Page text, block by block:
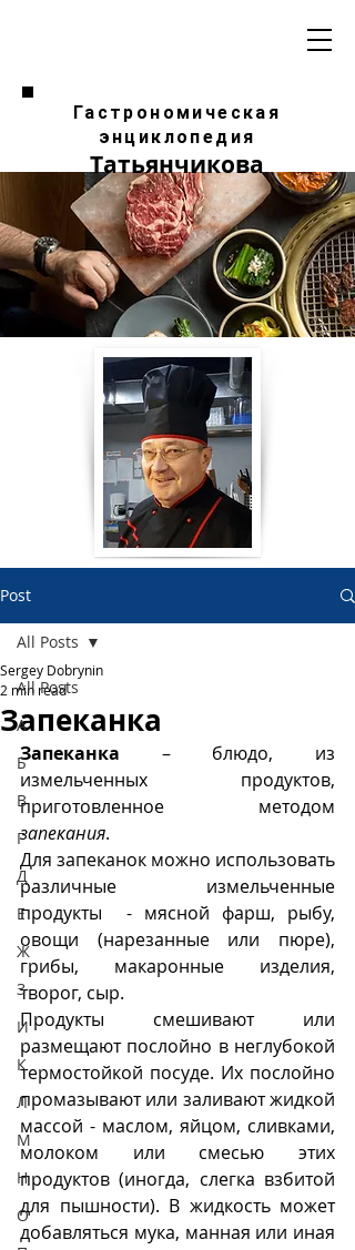
Гастрономическая
энциклопедия
Татьянчикова
Post
All Posts
А
Б
В
Г
Д
Е
Ж
З
И
К
Л
М
Н
О
All Posts
Запеканка
Sergey Dobrynin
2 min read
Запеканка – блюдо, из
измельченных продуктов,
запекания.
Для запеканок можно использовать
различные измельченные
продукты  - мясной фарш, рыбу,
овощи (нарезанные или пюре),
грибы, макаронные изделия,
творог, сыр.
Продукты смешивают или
размещают послойно в неглубокой
термостойкой посуде. Их послойно
промазывают или заливают жидкой
массой - маслом, яйцом, сливками,
молоком или смесью этих
продуктов (иногда, слегка взбитой
для пышности). В жидкость может
добавляться мука, манная или иная